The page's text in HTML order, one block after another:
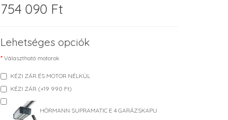
754 090 Ft
Lehetséges opciók
Választható motorok
KÉZI ZÁR ÉS MOTOR NÉLKÜL
KÉZI ZÁR (+19 990 Ft)
HÖRMANN SUPRAMATIC E 4 GARÁZSKAPU